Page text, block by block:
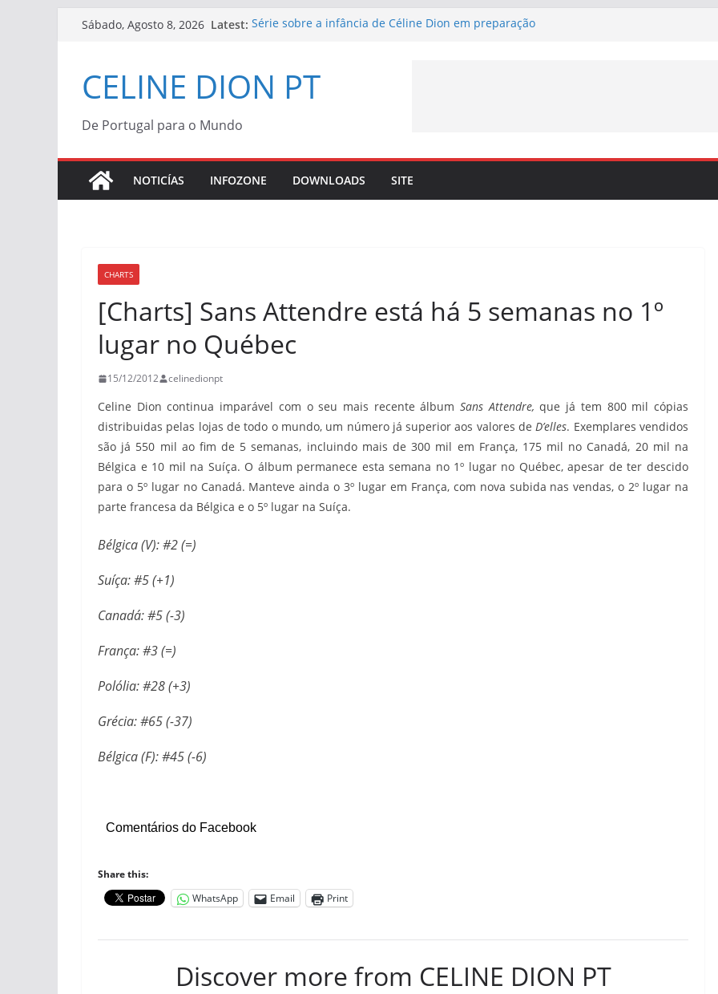
Sábado, Agosto 8, 2026 Latest: Série sobre a infância de Céline Dion em preparação
Céline Dion confirma lançamento de nova canção –
“Bonjour, Pardon, Merci” – a 3 de julho
CELINE DION PT
De Portugal para o Mundo
NOTICÍAS INFOZONE DOWNLOADS SITE
CHARTS
[Charts] Sans Attendre está há 5 semanas no 1º
lugar no Québec
15/12/2012 celinedionpt
Celine Dion continua imparável com o seu mais recente álbum Sans Attendre, que já tem 800 mil cópias
distribuidas pelas lojas de todo o mundo, um número já superior aos valores deD’elles. Exemplares vendidos
são já 550 mil ao fim de 5 semanas, incluindo mais de 300 mil em França, 175 mil no Canadá, 20 mil na
Bélgica e 10 mil na Suíça. O álbum permanece esta semana no 1º lugar no Québec, apesar de ter descido
para o 5º lugar no Canadá. Manteve ainda o 3º lugar em França, com nova subida nas vendas, o 2º lugar na
parte francesa da Bélgica e o 5º lugar na Suíça.
Bélgica (V): #2 (=)
Suíça: #5 (+1)
Canadá: #5 (-3)
França: #3 (=)
Polólia: #28 (+3)
Grécia: #65 (-37)
Bélgica (F): #45 (-6)
Comentários do Facebook
Share this:
WhatsApp
Email Print
Discover more from CELINE DION PT